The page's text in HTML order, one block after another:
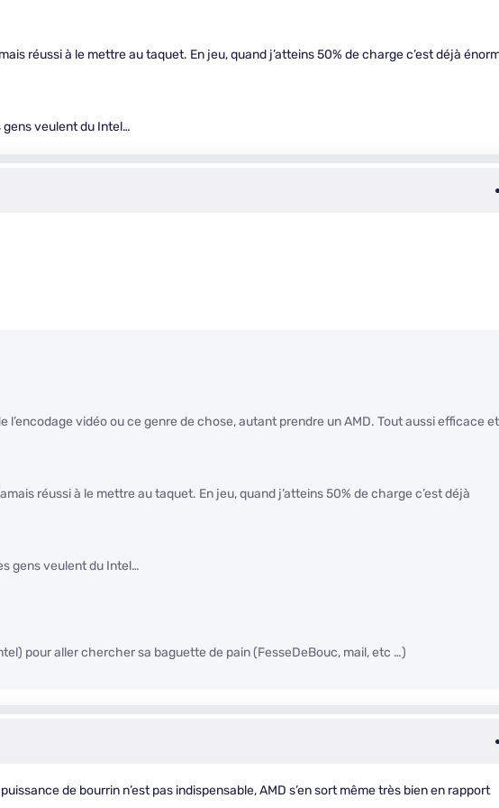
réussi à le mettre au taquet. En jeu, quand j’atteins 50% de charge c’est déjà
veulent du Intel…
l’encodage vidéo ou ce genre de chose, autant prendre un AMD. Tout aussi efficace et
réussi à le mettre au taquet. En jeu, quand j’atteins 50% de charge c’est déjà
gens veulent du Intel…
pour aller chercher sa baguette de pain (FesseDeBouc, mail, etc …)
de bourrin n’est pas indispensable, AMD s’en sort même très bien en rapport